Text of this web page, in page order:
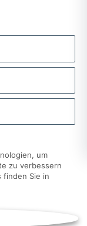
um
zu verbessern
finden Sie in